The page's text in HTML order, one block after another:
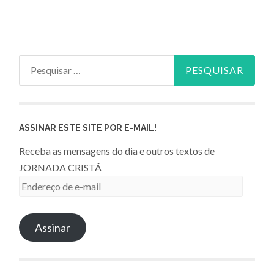
ASSINAR ESTE SITE POR E-MAIL!
Receba as mensagens do dia e outros textos de
JORNADA CRISTÃ
Endereço
e-
mailAssinar